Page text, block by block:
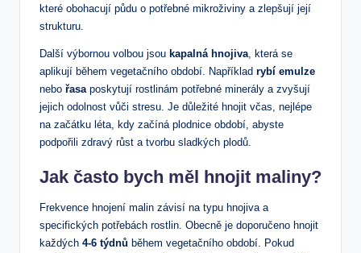
které obohacují půdu o potřebné mikroživiny a zlepšují její
strukturu.
Další výbornou volbou jsou kapalná hnojiva , která se
aplikují během vegetačního období. Například rybí emulze
nebo řasa poskytují rostlinám potřebné minerály a zvyšují
jejich odolnost vůči stresu. Je důležité hnojit včas, nejlépe
na začátku léta, kdy začíná plodnice období, abyste
podpořili zdravý růst a tvorbu sladkých plodů.
Jak často bych měl hnojit maliny?
Frekvence hnojení malin závisí na typu hnojiva a
specifických potřebách rostlin. Obecně je doporučeno hnojit
každých 4-6 týdnů během vegetačního období. Pokud